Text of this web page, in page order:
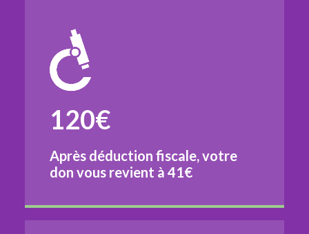
120€
Après déduction fiscale, votre
don vous revient à 41€